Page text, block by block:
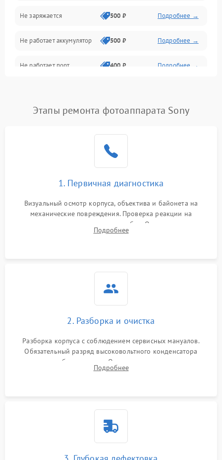
Объективы
Программные сбои
Коммуникации и интерфейсы
Не заряжается 500 ₽ Подробнее →
Не работает аккумулятор 500 ₽ Подробнее →
Не работает порт 400 ₽ Подробнее →
Этапы ремонта фотоаппарата Sony
1. Первичная диагностика
Визуальный осмотр корпуса, объектива и байонета на
механические повреждения. Проверка реакции на
включение, считывание кодов ошибок. Оценка состояния
матрицы и затвора, проверка работы автофокуса и вспышки.
Подробнее
2. Разборка и очистка
Разборка корпуса с соблюдением сервисных мануалов.
Обязательный разряд высоковольтного конденсатора
вспышки для безопасности. Очистка внутренних узлов от
пыли, песка и следов влаги с помощью спецсредств.
Подробнее